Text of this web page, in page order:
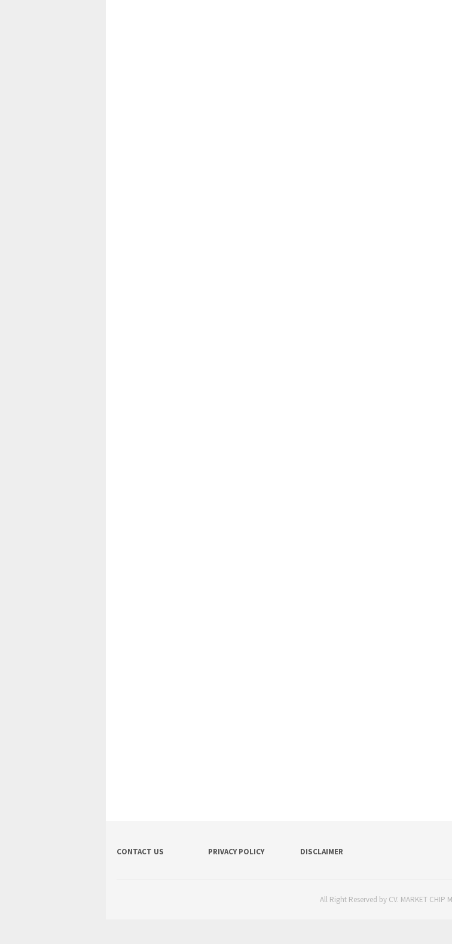
CONTACT US PRIVACY POLICY DISCLAIMER
All Right Reserved by CV. MARKET CHIP